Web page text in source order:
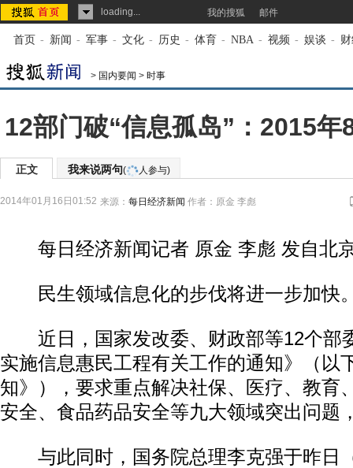
loading... 我的搜狐 邮件
首页 - 新闻 - 军事 - 文化 - 历史 - 体育 - NBA - 视频 - 娱谈 -
> 国内要闻 > 时事
12部门破“信息孤岛”：2015年
正文 我来说两句( 人参与)
2014年01月16日01:52 来源： 每日经济新闻 作者：原金 李彪
每日经济新闻记者 原金 李彪 发自北
民生领域信息化的步伐将进一步加快
近日，国家发改委、财政部等12个部
实施信息惠民工程有关工作的通知》（以
知》），要求重点解决社保、医疗、教育
安全、食品药品安全等九大领域突出问题
与此同时，国务院总理李克强于昨日